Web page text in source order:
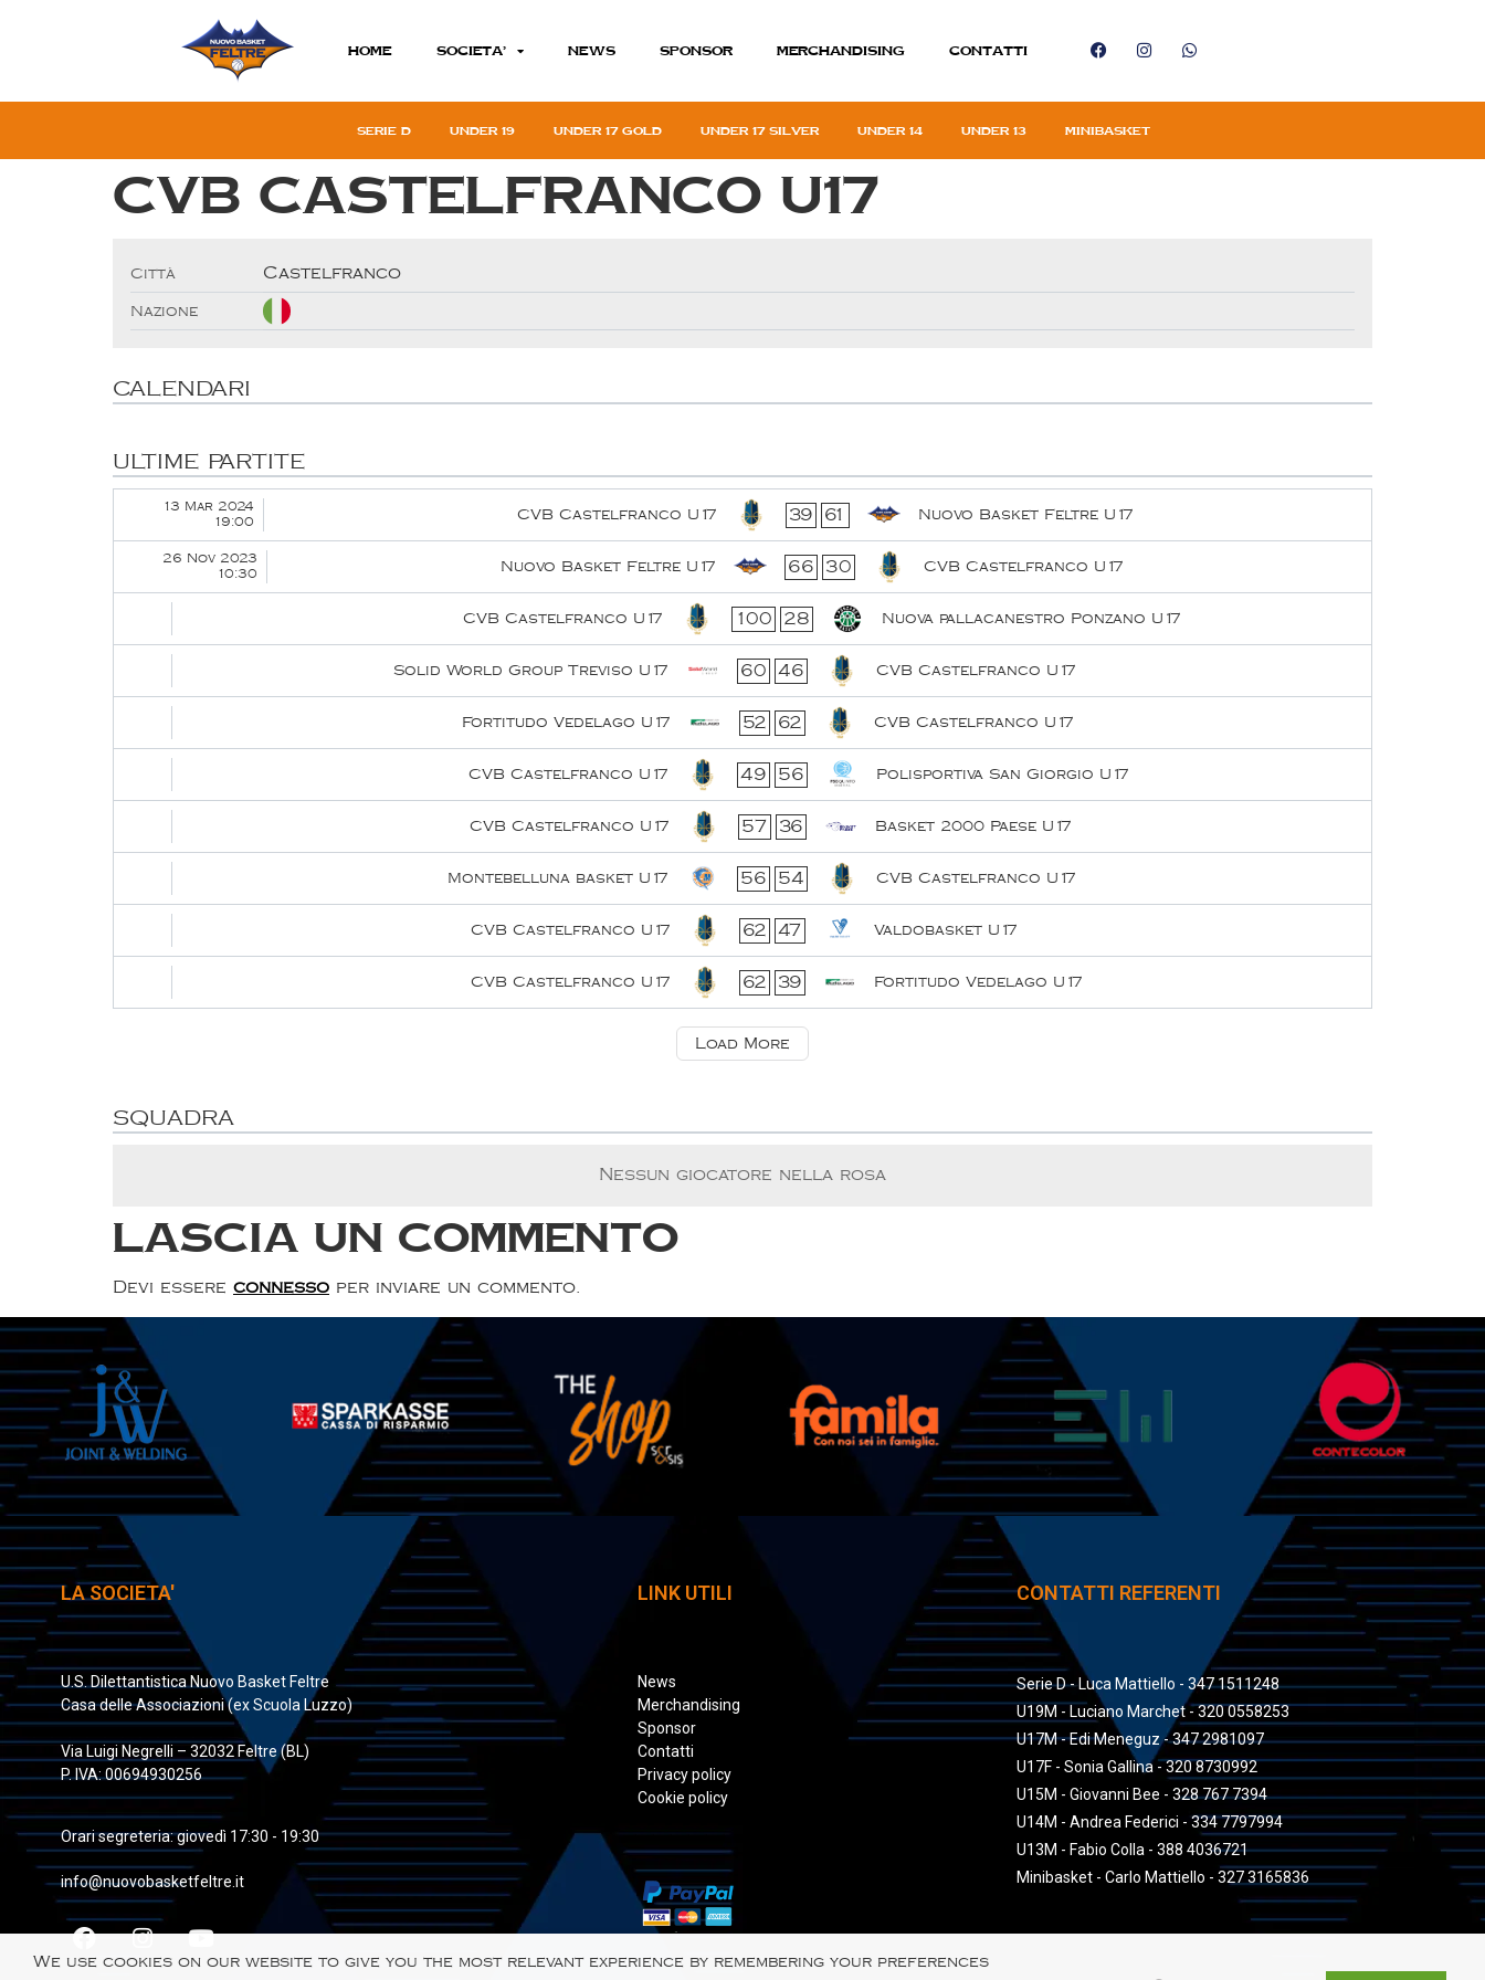
Home SOCIETA’ News Sponsor MERCHANDISING Contatti
Serie D Under 19 Under 17 gold Under 17 silver Under 14 Under 13 Minibasket
CVB Castelfranco U17
Città Castelfranco
Nazione
CALENDARI
ULTIME PARTITE
13 Mar 2024
19:00
CVB Castelfranco U17 39 61 Nuovo Basket Feltre U17
26 Nov 2023
10:30
Nuovo Basket Feltre U17 66 30 CVB Castelfranco U17
CVB Castelfranco U17 100 28 Nuova pallacanestro Ponzano U17
Solid World Group Treviso U17 60 46 CVB Castelfranco U17
Fortitudo Vedelago U17 52 62 CVB Castelfranco U17
CVB Castelfranco U17 49 56 Polisportiva San Giorgio U17
CVB Castelfranco U17 57 36 Basket 2000 Paese U17
Montebelluna basket U17 56 54 CVB Castelfranco U17
CVB Castelfranco U17 62 47 Valdobasket U17
CVB Castelfranco U17 62 39 Fortitudo Vedelago U17
Load More
SQUADRA
Nessun giocatore nella rosa
Lascia un commento
Devi essere connesso per inviare un commento.
LA SOCIETA'
U.S. Dilettantistica Nuovo Basket Feltre
Casa delle Associazioni (ex Scuola Luzzo)
Via Luigi Negrelli – 32032 Feltre (BL)
P. IVA: 00694930256
Orari segreteria: giovedì 17:30 - 19:30
info@nuovobasketfeltre.it
LINK UTILI
News
Merchandising
Sponsor
Contatti
Privacy policy
Cookie policy
CONTATTI REFERENTI
Serie D - Luca Mattiello - 347 1511248
U19M - Luciano Marchet - 320 0558253
U17M - Edi Meneguz - 347 2981097
U17F - Sonia Gallina - 320 8730992
U15M - Giovanni Bee - 328 767 7394
U14M - Andrea Federici - 334 7797994
U13M - Fabio Colla - 388 4036721
Minibasket - Carlo Mattiello - 327 3165836
We use cookies on our website to give you the most relevant experience by remembering your preferences